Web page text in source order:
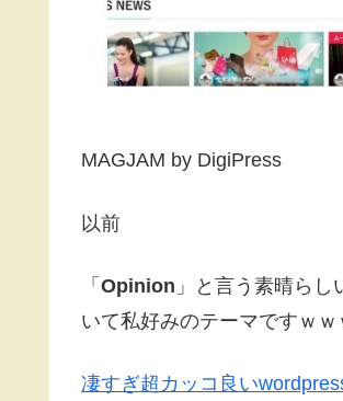
MAGJAM by DigiPress
以前
「 Opinion 」と言う素晴らし
いて私好みのテーマですｗｗ
凄すぎ超カッコ良い